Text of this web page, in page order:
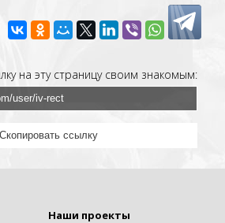
на эту страницу своим знакомым:
Скопировать ссылку
Наши проекты